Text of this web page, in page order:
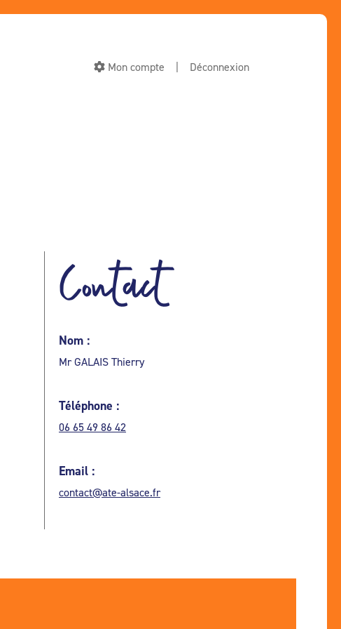
Mon compte
| Déconnexion
Contact
Nom :
Mr GALAIS Thierry
Téléphone :
06 65 49 86 42
Email :
contact@ate-alsace.fr